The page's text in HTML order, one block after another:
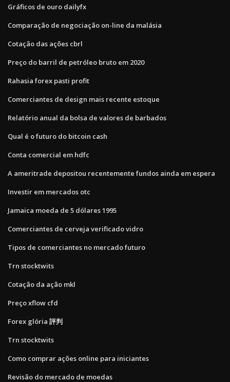
Gráficos de ouro dailyfx
Comparação de negociação on-line da malásia
Cotação das ações cbrl
Preço do barril de petróleo bruto em 2020
Rahasia forex pasti profit
Comerciantes de design mais recente estoque
Relatório anual da bolsa de valores de barbados
Qual é o futuro do bitcoin cash
Conta comercial em hdfc
A ameritrade depositou recentemente fundos ainda em espera
Investir em mercados otc
Jamaica moeda de 5 dólares 1995
Comerciantes de cerveja verificado vidro
Tipos de comerciantes no mercado futuro
Trn stocktwits
Cotação da ação mkl
Preço xflow cfd
Forex glória 評判
Trn stocktwits
Como comprar ações online para iniciantes
Revisão do mercado de moedas